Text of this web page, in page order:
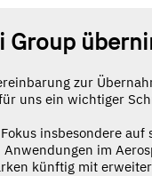
Group
zur
uns ein wichtiger
insbesondere
im
künftig mit